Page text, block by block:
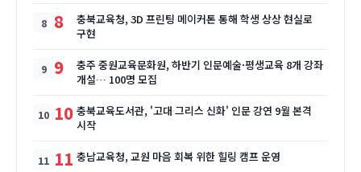
8
충북교육청, 3D 프린팅 메이커톤 통해 학생 상상 현실로
구현
9
충주 중원교육문화원, 하반기 인문예술·평생교육 8개 강좌
개설… 100명 모집
10 충북교육도서관, '고대 그리스 신화' 인문 강연 9월 본격
시작
11 충남교육청, 교원 마음 회복 위한 힐링 캠프 운영